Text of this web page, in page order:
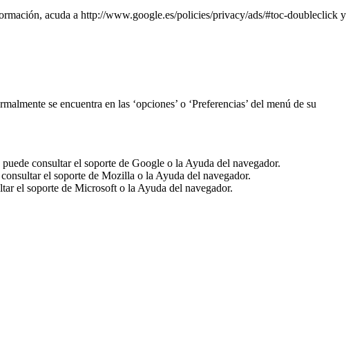
acuda a http://www.google.es/policies/privacy/ads/#toc-doubleclick y
se encuentra en las ‘opciones’ o ‘Preferencias’ del menú de su
consultar el soporte de Google o la Ayuda del navegador.
el soporte de Mozilla o la Ayuda del navegador.
el soporte de Microsoft o la Ayuda del navegador.